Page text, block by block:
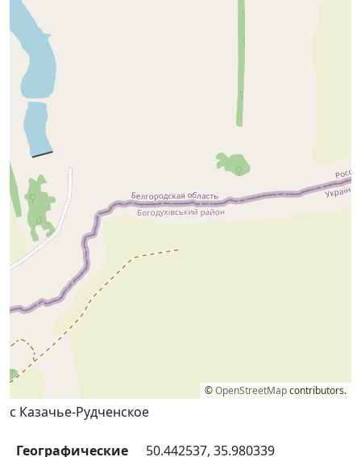
©OpenStreetMapcontributors.
с Казачье-Рудченское
Географические 50.442537, 35.980339